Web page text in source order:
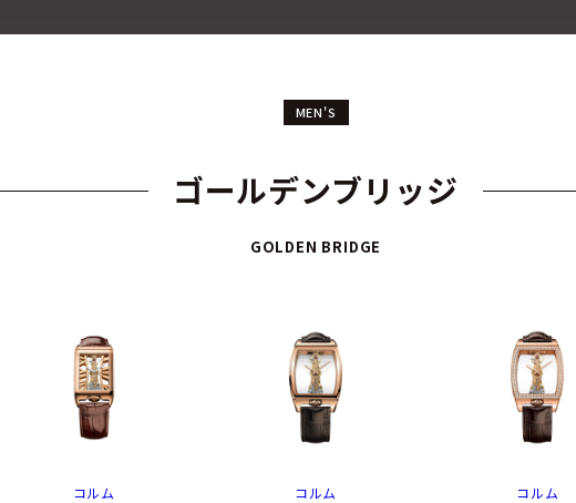
MEN'S
ゴールデンブリッジ
GOLDEN BRIDGE
コルム コルム コルム